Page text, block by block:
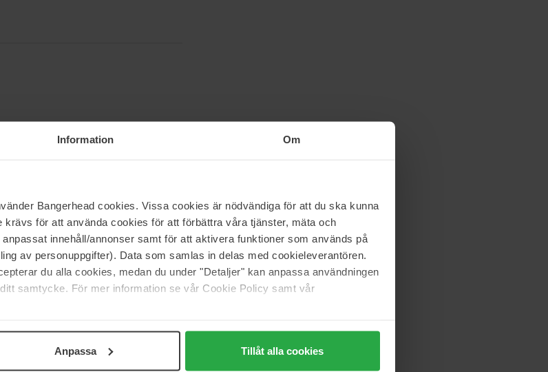
Information Om
Bangerhead cookies. Vissa cookies är nödvändiga för att du ska kunna
för att använda cookies för att förbättra våra tjänster, mäta och
innehåll/annonser samt för att aktivera funktioner som används på
av personuppgifter). Data som samlas in delas med cookieleverantören.
du alla cookies, medan du under "Detaljer" kan anpassa användningen
samtycke. För mer information se vår Cookie Policy samt vår
Anpassa Tillåt alla cookies